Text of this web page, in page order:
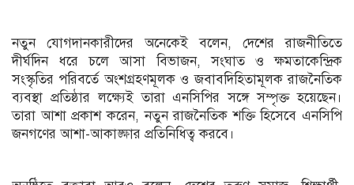
নতুন যোগদানকারীদের অনেকেই বলেন, দেশের রাজনীতিতে
দীর্ঘদিন ধরে চলে আসা বিভাজন, সংঘাত ও ক্ষমতাকেন্দ্রিক
সংস্কৃতির পরিবর্তে অংশগ্রহণমূলক ও জবাবদিহিতামূলক রাজনৈতিক
ব্যবস্থা প্রতিষ্ঠার লক্ষ্যেই তারা এনসিপির সঙ্গে সম্পৃক্ত হয়েছেন।
তারা আশা প্রকাশ করেন, নতুন রাজনৈতিক শক্তি হিসেবে এনসিপি
জনগণের আশা-আকাঙ্ক্ষার প্রতিনিধিত্ব করবে।